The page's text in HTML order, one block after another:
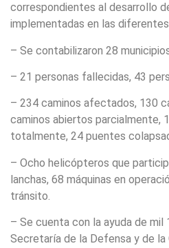
correspondientes al desarrollo
implementadas en las
– Se contabilizaron 28
– 21 personas fallecidas, 43
– 234 caminos afectados, 130
caminos abiertos parcialmente,
totalmente, 24 puentes
– Ocho helicópteros que
lanchas, 68 máquinas en
tránsito.
– Se cuenta con la ayuda de
Secretaría de la Defensa y de la